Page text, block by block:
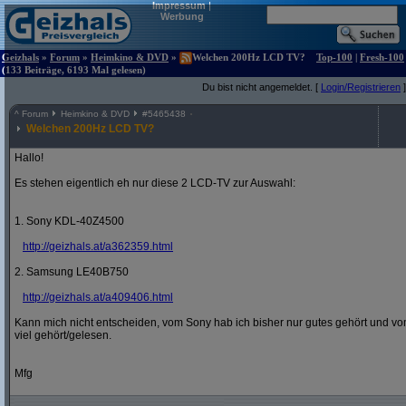
Impressum|
Werbung
Geizhals » Forum » Heimkino & DVD »
Welchen 200Hz LCD TV?
(133 Beiträge, 6193 Mal gelesen)
Top-100 | Fresh-100
Du bist nicht angemeldet. [ Login/Registrieren ]
^ Forum Heimkino & DVD #5465438
Welchen 200Hz LCD TV?
Hallo!
Es stehen eigentlich eh nur diese 2 LCD-TV zur Auswahl:
1. Sony KDL-40Z4500
http://geizhals.at/a362359.html
2. Samsung LE40B750
http://geizhals.at/a409406.html
Kann mich nicht entscheiden, vom Sony hab ich bisher nur gutes gehört und
viel gehört/gelesen.
Mfg